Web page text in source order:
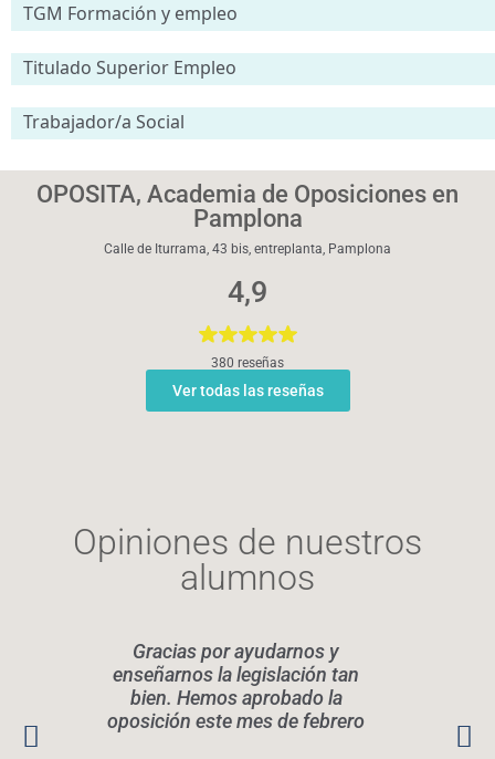
TGM Formación y empleo
Titulado Superior Empleo
Trabajador/a Social
OPOSITA, Academia de Oposiciones en
Pamplona
Calle de Iturrama, 43 bis, entreplanta, Pamplona
4,9
380 reseñas
Ver todas las reseñas
Opiniones de nuestros
alumnos
Gracias por ayudarnos y
enseñarnos la legislación tan
bien. Hemos aprobado la
oposición este mes de febrero